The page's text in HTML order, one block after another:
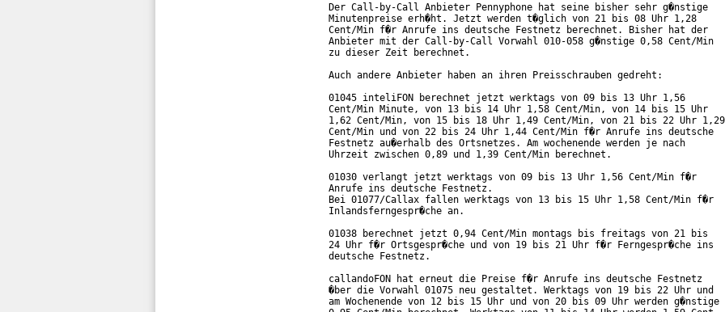
Der Call-by-Call Anbieter Pennyphone hat seine bisher sehr g�nstige
Minutenpreise erh�ht. Jetzt werden t�glich von 21 bis 08 Uhr 1,28
Cent/Min f�r Anrufe ins deutsche Festnetz berechnet. Bisher hat der
Anbieter mit der Call-by-Call Vorwahl 010-058 g�nstige 0,58 Cent/Min
zu dieser Zeit berechnet.
Auch andere Anbieter haben an ihren Preisschrauben gedreht:
01045 inteliFON berechnet jetzt werktags von 09 bis 13 Uhr 1,56
Cent/Min Minute, von 13 bis 14 Uhr 1,58 Cent/Min, von 14 bis 15 Uhr
1,62 Cent/Min, von 15 bis 18 Uhr 1,49 Cent/Min, von 21 bis 22 Uhr 1,29
Cent/Min und von 22 bis 24 Uhr 1,44 Cent/Min f�r Anrufe ins deutsche
Festnetz au�erhalb des Ortsnetzes. Am wochenende werden je nach
Uhrzeit zwischen 0,89 und 1,39 Cent/Min berechnet.
01030 verlangt jetzt werktags von 09 bis 13 Uhr 1,56 Cent/Min f�r
Anrufe ins deutsche Festnetz.
Bei 01077/Callax fallen werktags von 13 bis 15 Uhr 1,58 Cent/Min f�r
Inlandsferngespr�che an.
01038 berechnet jetzt 0,94 Cent/Min montags bis freitags von 21 bis
24 Uhr f�r Ortsgespr�che und von 19 bis 21 Uhr f�r Ferngespr�che ins
deutsche Festnetz.
callandoFON hat erneut die Preise f�r Anrufe ins deutsche Festnetz
�ber die Vorwahl 01075 neu gestaltet. Werktags von 19 bis 22 Uhr und
am Wochenende von 12 bis 15 Uhr und von 20 bis 09 Uhr werden g�nstige